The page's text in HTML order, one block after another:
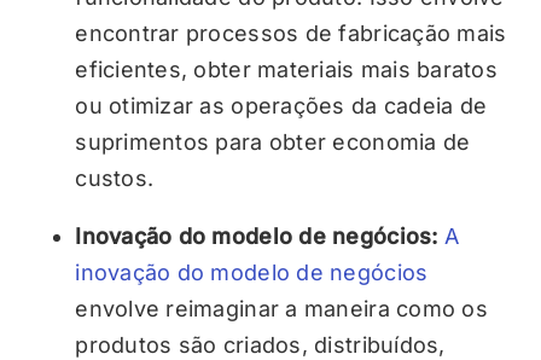
encontrar processos de fabricação mais
eficientes, obter materiais mais baratos
ou otimizar as operações da cadeia de
suprimentos para obter economia de
custos.
Inovação do modelo de negócios: A
inovação do modelo de negócios
envolve reimaginar a maneira como os
produtos são criados, distribuídos,